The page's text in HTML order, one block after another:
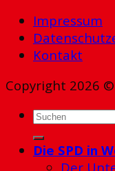
Impressum
Kontakt
Copyright 2026 ©
Die SPD in
Der